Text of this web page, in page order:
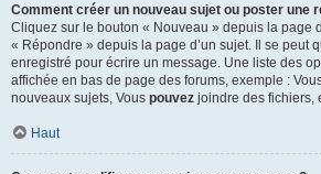
Comment créer un nouveau sujet ou poster une
Cliquez sur le bouton « Nouveau » depuis la page
« Répondre » depuis la page d’un sujet. Il se peut
enregistré pour écrire un message. Une liste des
affichée en bas de page des forums, exemple :
nouveaux sujets, Vous pouvez joindre des fichiers,
Haut